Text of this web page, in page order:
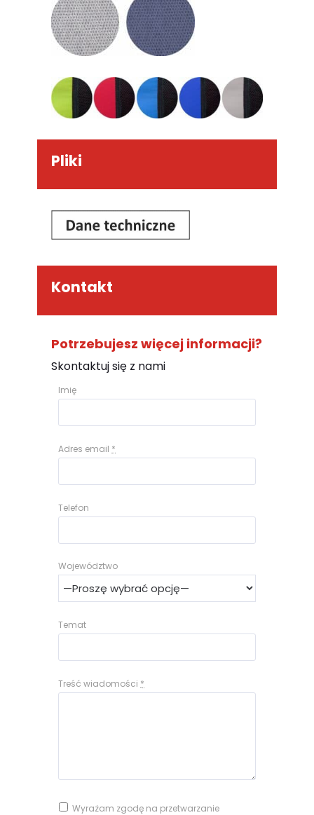
Pliki
Kontakt
Potrzebujesz więcej informacji?
Skontaktuj się z nami
Imię
Adres email *
Telefon
Województwo
Temat
Treść wiadomości *
Wyrażam zgodę na przetwarzanie